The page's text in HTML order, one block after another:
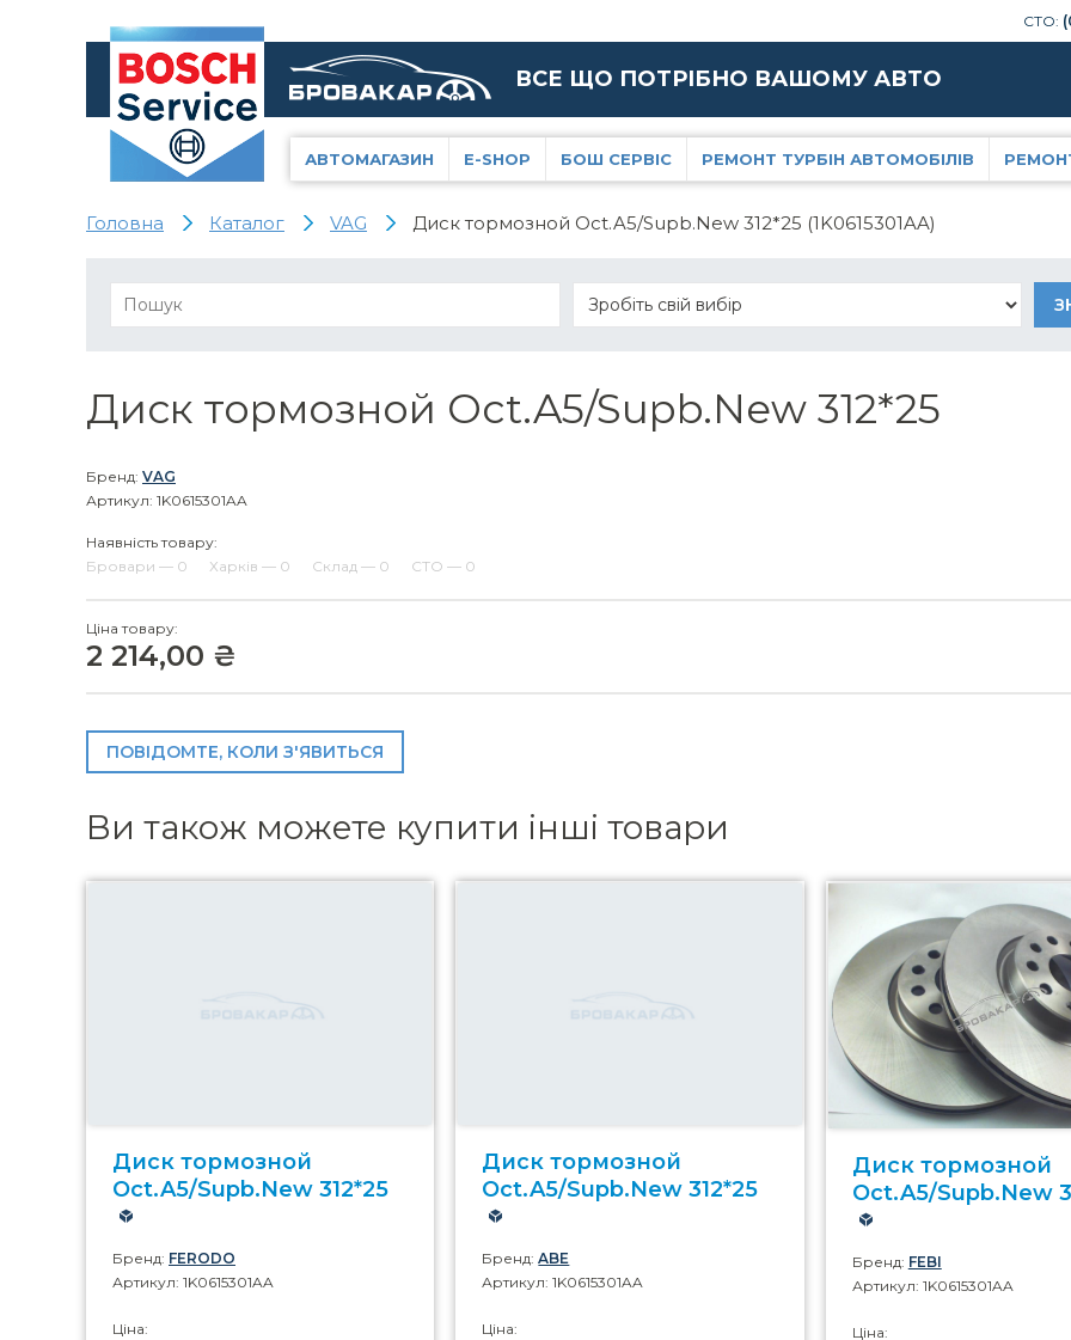
СТО:
ВСЕ ЩО ПОТРІБНО ВАШОМУ АВТО
АВТОМАГАЗИН E-SHOP БОШ СЕРВІС РЕМОНТ ТУРБІН АВТОМОБІЛІВ
Головна Каталог VAG Диск тормозной Oct.A5/Supb.New 312*25 (1K0615301AA)
Диск тормозной Oct.A5/Supb.New 312*25
Бренд: VAG
Артикул: 1K0615301AA
Наявність товару:
Бровари — 0
Харків — 0 Склад — 0 СТО — 0
Ціна товару:
2 214,00 ₴
ПОВІДОМТЕ, КОЛИ З'ЯВИТЬСЯ
Ви також можете купити інші товари
Диск тормозной
Oct.A5/Supb.New 312*25
Бренд: FERODO
Артикул: 1K0615301AA
Ціна:
Диск тормозной
Oct.A5/Supb.New 312*25
Бренд:ABE
Артикул: 1K0615301AA
Ціна:
Диск тормозной
Oct.A5/Supb.New
Бренд: FEBI
Артикул: 1K0615301AA
Ціна: